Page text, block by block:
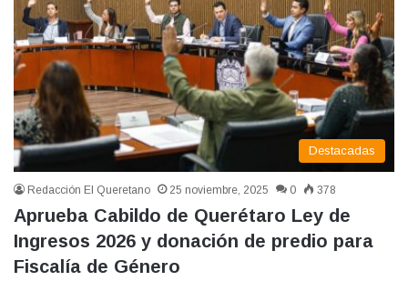
Destacadas
Redacción El Queretano 25 noviembre, 2025 0 378
Aprueba Cabildo de Querétaro Ley de
Ingresos 2026 y donación de predio para
Fiscalía de Género